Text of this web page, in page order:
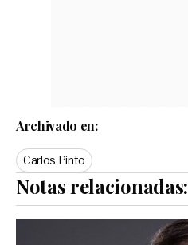
Archivado en:
Carlos Pinto
Notas relacionadas: